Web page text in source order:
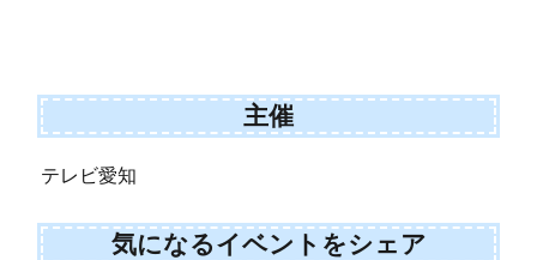
主催
テレビ愛知
気になるイベントをシェア